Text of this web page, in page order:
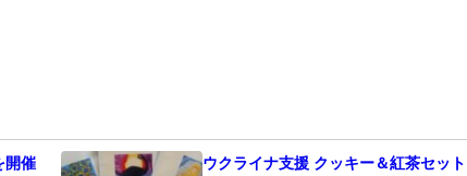
開催
ウクライナ支援 クッキー＆紅茶セット